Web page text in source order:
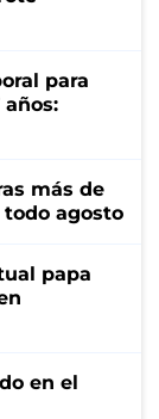
para
años:
más de
agosto
papa
en el